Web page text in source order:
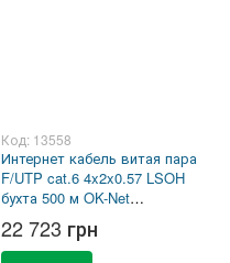
Код: 13558
Интернет кабель витая пара
F/UTP cat.6 4x2x0.57 LSOH
бухта 500 м OK-Net
7932024m500
22 723 грн